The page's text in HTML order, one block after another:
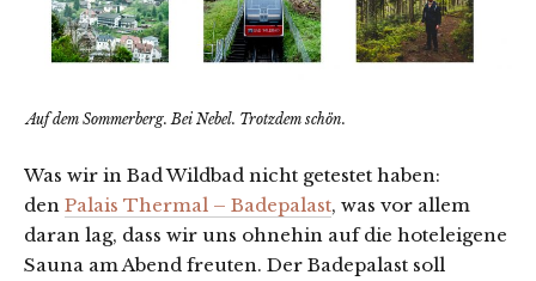
Auf dem Sommerberg. Bei Nebel. Trotzdem schön.
Was wir in Bad Wildbad nicht getestet haben:
den Palais Thermal – Badepalast, was vor allem
daran lag, dass wir uns ohnehin auf die hoteleigene
Sauna am Abend freuten. Der Badepalast soll